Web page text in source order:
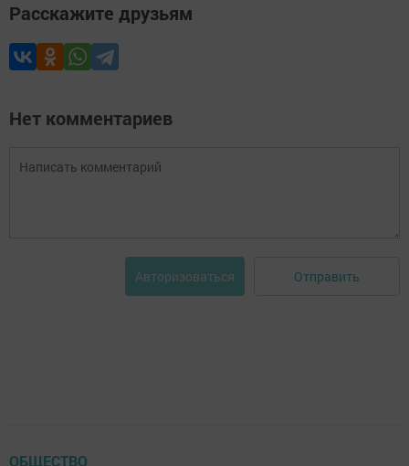
Расскажите друзьям
Нет комментариев
Авторизоваться Отправить
ОБЩЕСТВО